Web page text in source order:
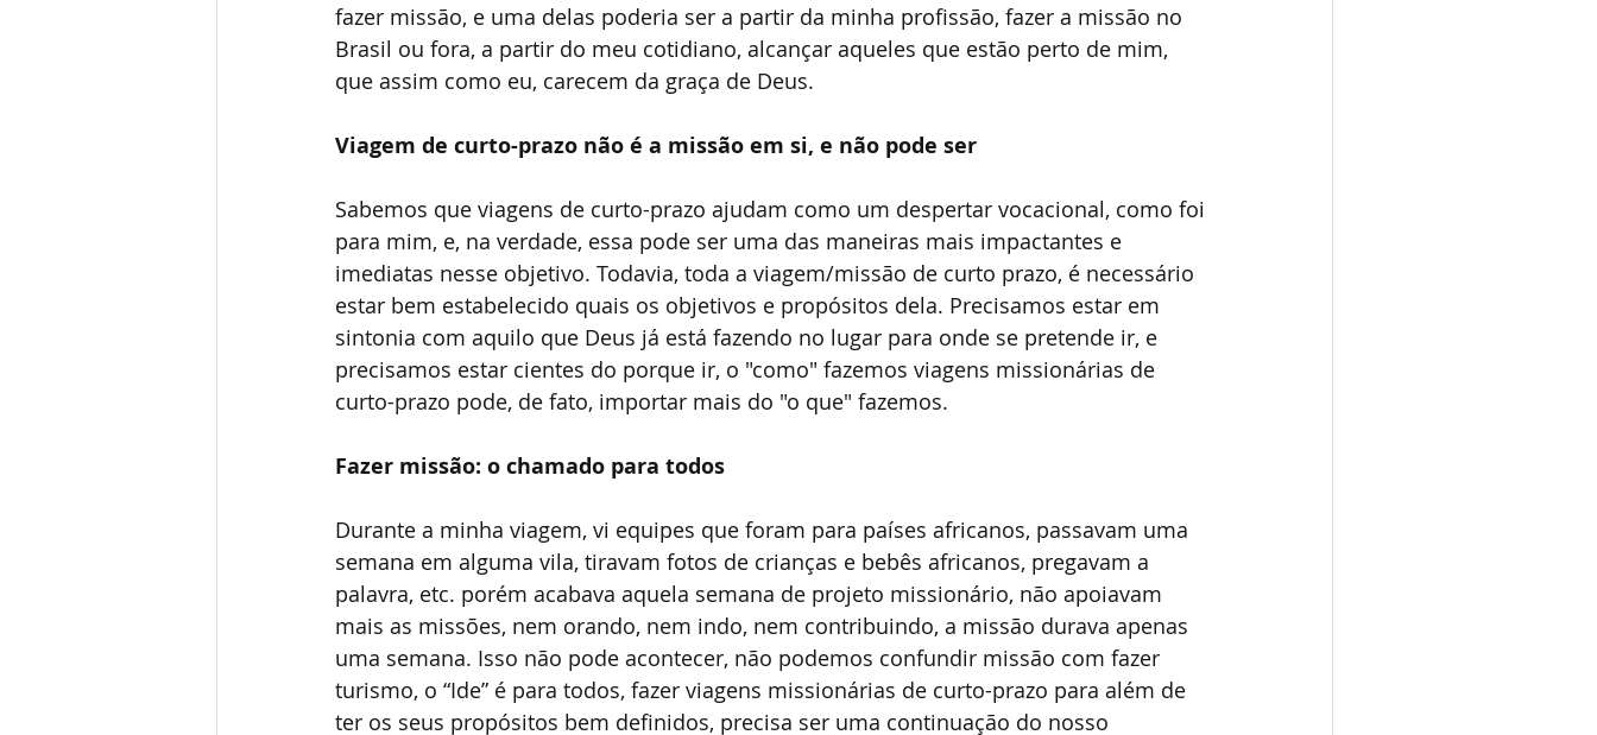
fazer missão, e uma delas poderia ser a partir da minha profissão, fazer a missão no
Brasil ou fora, a partir do meu cotidiano, alcançar aqueles que estão perto de mim,
que assim como eu, carecem da graça de Deus.
Viagem de curto-prazo não é a missão em si, e não pode ser
Sabemos que viagens de curto-prazo ajudam como um despertar vocacional, como foi
para mim, e, na verdade, essa pode ser uma das maneiras mais impactantes e
imediatas nesse objetivo. Todavia, toda a viagem/missão de curto prazo, é necessário
estar bem estabelecido quais os objetivos e propósitos dela. Precisamos estar em
sintonia com aquilo que Deus já está fazendo no lugar para onde se pretende ir, e
precisamos estar cientes do porque ir, o "como" fazemos viagens missionárias de
curto-prazo pode, de fato, importar mais do "o que" fazemos.
Fazer missão: o chamado para todos
Durante a minha viagem, vi equipes que foram para países africanos, passavam uma
semana em alguma vila, tiravam fotos de crianças e bebês africanos, pregavam a
palavra, etc. porém acabava aquela semana de projeto missionário, não apoiavam
mais as missões, nem orando, nem indo, nem contribuindo, a missão durava apenas
uma semana. Isso não pode acontecer, não podemos confundir missão com fazer
turismo, o “Ide” é para todos, fazer viagens missionárias de curto-prazo para além de
ter os seus propósitos bem definidos, precisa ser uma continuação do nosso